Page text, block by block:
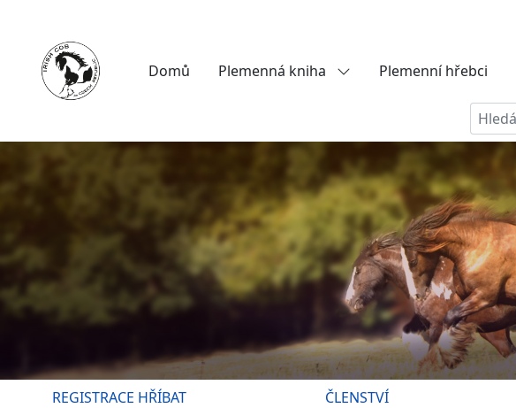
Domů Plemenná kniha Plemenní hřebci
REGISTRACE HŘÍBAT ČLENSTVÍ